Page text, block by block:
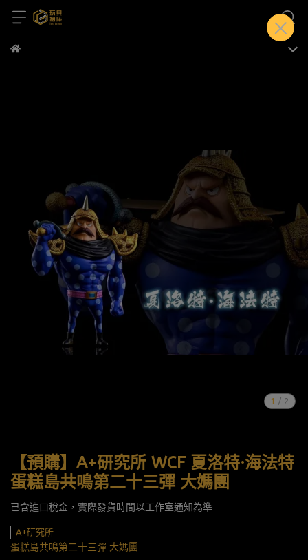
1 / 2
【預購】A+研究所 WCF 夏洛特·海法特
蛋糕島共鳴第二十三彈 大媽團
已含進口稅金，實際發貨時間以工作室通知為準
A+研究所
蛋糕島共鳴第二十三彈 大媽團